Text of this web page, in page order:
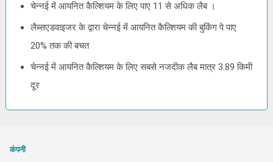
चेन्नई में आयनित कैल्शियम के लिए पाए 11 से अधिक लैब ।
लैब्सएडवाइजर के द्वारा चेन्नई में आयनित कैल्शियम की बुकिंग पे पाए
20% तक की बचत
चेन्नई में आयनित कैल्शियम के लिए सबसे नजदीक लैब मात्र 3.89 किमी
दूर
कंपनी